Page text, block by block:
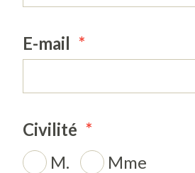
E-mail
Civilité
M.
Mme